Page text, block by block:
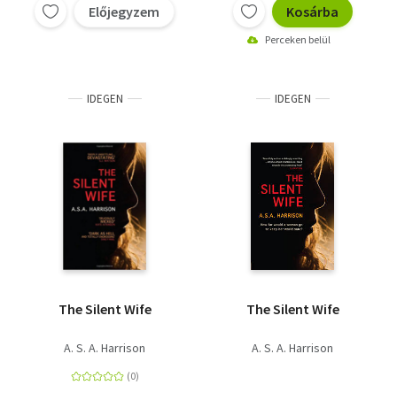
Előjegyzem Kosárba
Perceken belül
IDEGEN
The Silent Wife
A. S. A. Harrison
IDEGEN
The Silent Wife
A. S. A. Harrison